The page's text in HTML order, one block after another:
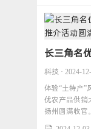
科技 · 2024-
体验“土特产”
优农产品供销
扬州圆满收官
次活动。&n